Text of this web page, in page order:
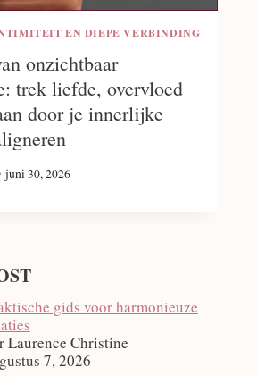
EN DIEPE VERBINDING
onzichtbaar
trek liefde, overvloed
door je innerlijke
juni 30, 2026
gids voor harmonieuze
Laurence Christine
7, 2026